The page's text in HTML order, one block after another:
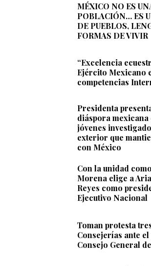
MÉXICO NO ES
POBLACIÓN… ES
DE PUEBLOS,
FORMAS DE VIVIR
“Excelencia
Ejército Mexicano
competencias
Presidenta
diáspora
jóvenes
exterior que
con México
Con la unidad
Morena elige a
Reyes como
Ejecutivo Nacional
Toman protesta
Consejerías ante
Consejo General